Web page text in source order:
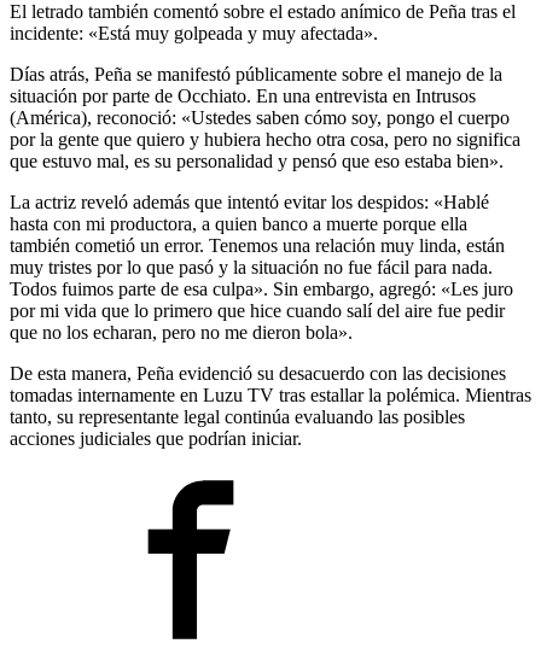
El letrado también comentó sobre el estado anímico de Peña tras el
incidente: «Está muy golpeada y muy afectada».
Días atrás, Peña se manifestó públicamente sobre el manejo de la
situación por parte de Occhiato. En una entrevista en Intrusos
(América), reconoció: «Ustedes saben cómo soy, pongo el cuerpo
por la gente que quiero y hubiera hecho otra cosa, pero no significa
que estuvo mal, es su personalidad y pensó que eso estaba bien».
La actriz reveló además que intentó evitar los despidos: «Hablé
hasta con mi productora, a quien banco a muerte porque ella
también cometió un error. Tenemos una relación muy linda, están
muy tristes por lo que pasó y la situación no fue fácil para nada.
Todos fuimos parte de esa culpa». Sin embargo, agregó: «Les juro
por mi vida que lo primero que hice cuando salí del aire fue pedir
que no los echaran, pero no me dieron bola».
De esta manera, Peña evidenció su desacuerdo con las decisiones
tomadas internamente en Luzu TV tras estallar la polémica. Mientras
tanto, su representante legal continúa evaluando las posibles
acciones judiciales que podrían iniciar.